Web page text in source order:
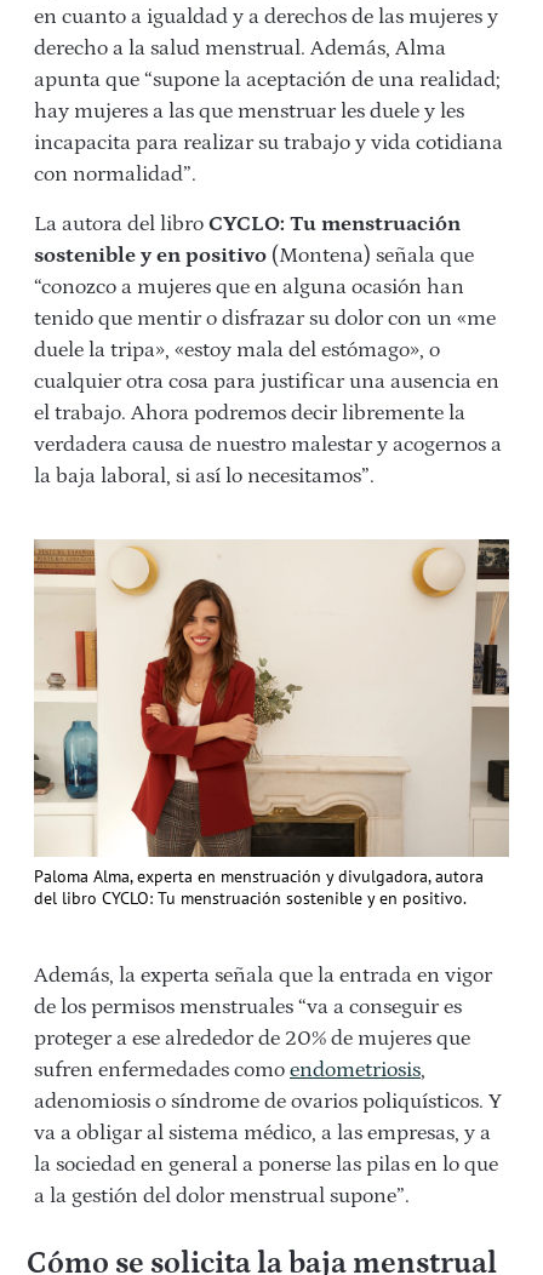
en cuanto a igualdad y a derechos de las mujeres y
derecho a la salud menstrual. Además, Alma
apunta que “supone la aceptación de una realidad;
hay mujeres a las que menstruar les duele y les
incapacita para realizar su trabajo y vida cotidiana
con normalidad”.
La autora del libro CYCLO: Tu menstruación
sostenible y en positivo (Montena) señala que
“conozco a mujeres que en alguna ocasión han
tenido que mentir o disfrazar su dolor con un «me
duele la tripa», «estoy mala del estómago», o
cualquier otra cosa para justificar una ausencia en
el trabajo. Ahora podremos decir libremente la
verdadera causa de nuestro malestar y acogernos a
la baja laboral, si así lo necesitamos”.
Paloma Alma, experta en menstruación y divulgadora, autora
del libro CYCLO: Tu menstruación sostenible y en positivo.
Además, la experta señala que la entrada en vigor
de los permisos menstruales “va a conseguir es
proteger a ese alrededor de 20% de mujeres que
sufren enfermedades como endometriosis,
adenomiosis o síndrome de ovarios poliquísticos. Y
va a obligar al sistema médico, a las empresas, y a
la sociedad en general a ponerse las pilas en lo que
a la gestión del dolor menstrual supone”.
Cómo se solicita la baja menstrual